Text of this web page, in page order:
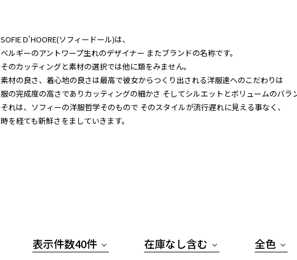
SOFIE D'HOORE(ソフィードール)は、
ベルギーのアントワープ生れのデザイナー またブランドの名称です。
そのカッティングと素材の選択では他に類をみません。
素材の良さ、着心地の良さは最高で彼女からつくり出される洋服達へのこだわりは
服の完成度の高さでありカッティングの細かさ そしてシルエットとボリュームのバラ
それは、ソフィーの洋服哲学そのもので そのスタイルが流行遅れに見える事なく、
時を経ても新鮮さをましていきます。
表示件数40件 在庫なし含む 全色